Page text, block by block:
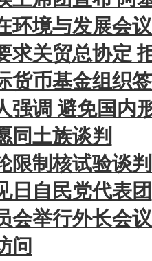
环境与发展会
求关贸总协定
货币基金组织
强调 避免国内
同土族谈判
限制核试验谈
日自民党代表团
会举行外长会
问